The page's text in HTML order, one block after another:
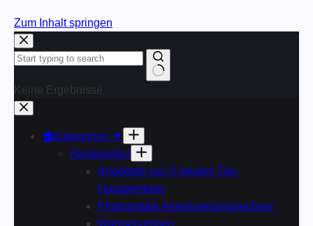
Zum Inhalt springen
Keine Ergebnisse
🏠Kategorien ▼
Handwerker
Angebote von 5 lokalen Top-
Handwerkern
Photovoltaik Amortisierungsrechner
Wärmepumpen